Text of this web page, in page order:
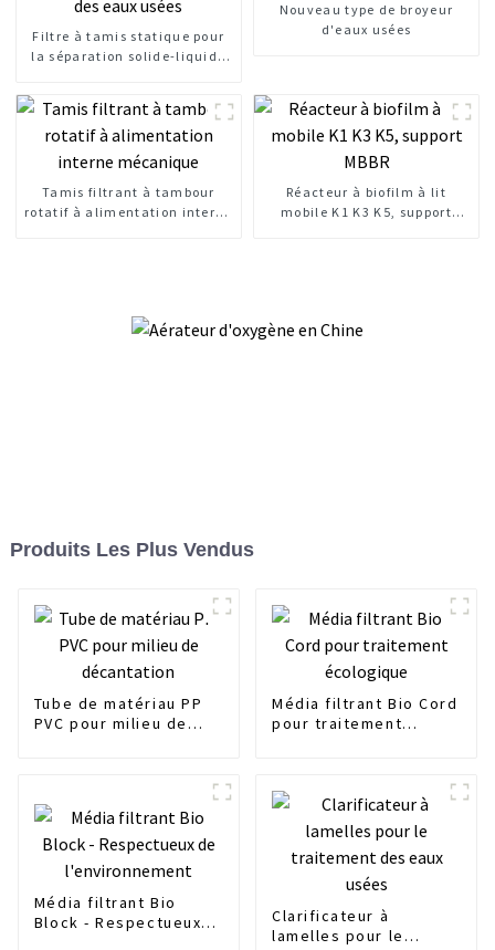
Filtre à tamis statique pour
la séparation solide-liquide
Nouveau type de broyeur
d'eaux usées
Tamis filtrant à tambour
rotatif à alimentation interne
Réacteur à biofilm à lit
mobile K1 K3 K5, support
Produits Les Plus Vendus
Tube de matériau PP
PVC pour milieu de
Média filtrant Bio Cord
pour traitement
Média filtrant Bio
Block - Respectueux
Clarificateur à
lamelles pour le